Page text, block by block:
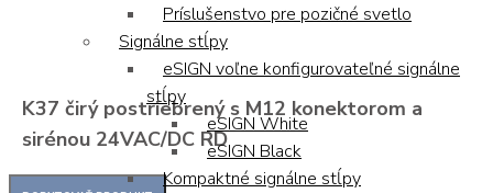
Príslušenstvo pre pozičné svetlo
Signálne stĺpy
eSIGN voľne konfigurovateľné signálne
stĺpy
eSIGN White
eSIGN Black
Kompaktné signálne stĺpy
K37 čirý postriebrený s M12 konektorom a
sirénou 24VAC/DC RD